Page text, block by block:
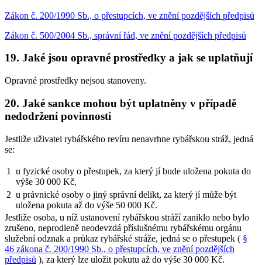
Zákon č. 200/1990 Sb., o přestupcích, ve znění pozdějších předpisů
Zákon č. 500/2004 Sb., správní řád, ve znění pozdějších předpisů
19. Jaké jsou opravné prostředky a jak se uplatňují
Opravné prostředky nejsou stanoveny.
20. Jaké sankce mohou být uplatněny v případě
nedodržení povinností
Jestliže uživatel rybářského revíru nenavrhne rybářskou stráž, jedná
se:
1
u fyzické osoby o přestupek, za který jí bude uložena pokuta do
výše 30 000 Kč,
2 u právnické osoby o jiný správní delikt, za který jí může být
uložena pokuta až do výše 50 000 Kč.
Jestliže osoba, u níž ustanovení rybářskou stráží zaniklo nebo bylo
zrušeno, neprodleně neodevzdá příslušnému rybářskému orgánu
služební odznak a průkaz rybářské stráže, jedná se o přestupek ( §
46 zákona č. 200/1990 Sb., o přestupcích, ve znění pozdějších
předpisů ), za který lze uložit pokutu až do výše 30 000 Kč.